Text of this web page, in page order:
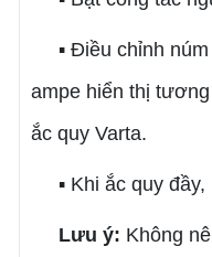
▪ Điều chỉnh
ampe hiển thị
ắc quy Varta.
▪ Khi ắc quy
Lưu ý: Không